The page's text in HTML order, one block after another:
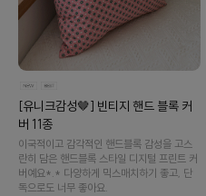
[유니크감성🤎] 빈티지 핸드 블록 커
버 11종
이국적이고 감각적인 핸드블록 감성을 고스
란히 담은 핸드블록 스타일 디지털 프린트 커
버예요*.* 다양하게 믹스매치하기 좋고, 단
독으로도 너무 좋아요.